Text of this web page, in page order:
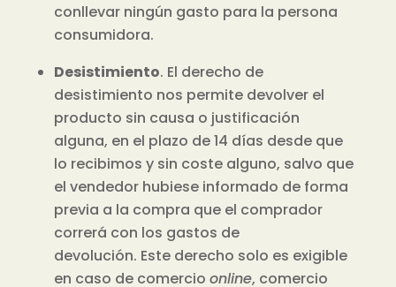
conllevar ningún gasto para la persona
consumidora.
Desistimiento. El derecho de
desistimiento nos permite devolver el
producto sin causa o justificación
alguna, en el plazo de 14 días desde que
lo recibimos y sin coste alguno, salvo que
el vendedor hubiese informado de forma
previa a la compra que el comprador
correrá con los gastos de
devolución. Este derecho solo es exigible
en caso de comercio online, comercio